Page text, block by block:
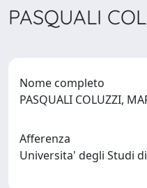
PASQUALI
Nome completo
PASQUALI COLUZZI,
Afferenza
Universita' degli Studi